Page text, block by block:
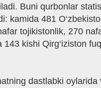
Buni qurbonlar
kamida 481
tojikistonlik, 270
143 kishi Qirg‘iziston
dastlabki oylarida